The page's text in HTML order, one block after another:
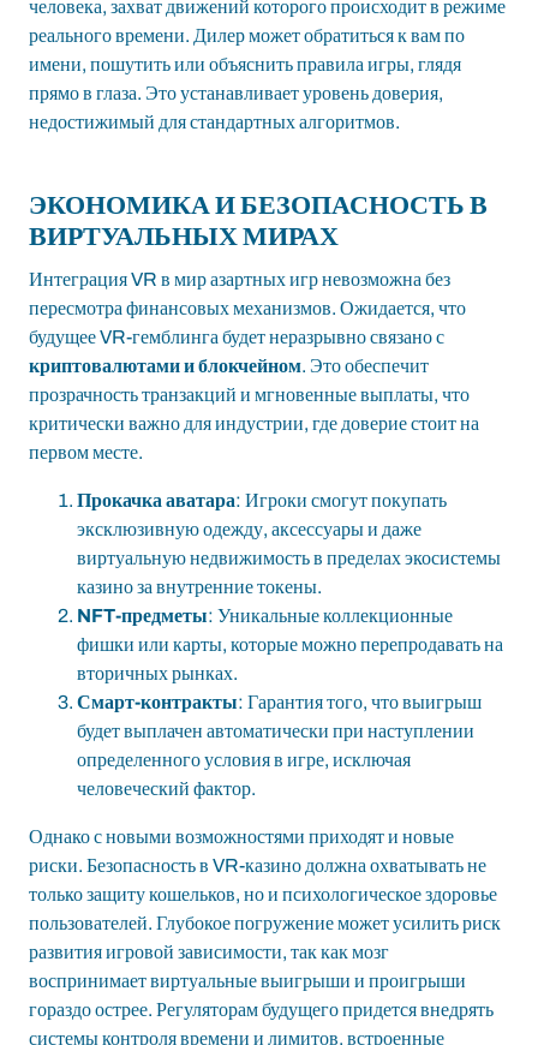
человека, захват движений которого происходит в режиме
реального времени. Дилер может обратиться к вам по
имени, пошутить или объяснить правила игры, глядя
прямо в глаза. Это устанавливает уровень доверия,
недостижимый для стандартных алгоритмов.
ЭКОНОМИКА И БЕЗОПАСНОСТЬ В
ВИРТУАЛЬНЫХ МИРАХ
Интеграция VR в мир азартных игр невозможна без
пересмотра финансовых механизмов. Ожидается, что
будущее VR-гемблинга будет неразрывно связано с
криптовалютами и блокчейном. Это обеспечит
прозрачность транзакций и мгновенные выплаты, что
критически важно для индустрии, где доверие стоит на
первом месте.
Прокачка аватара: Игроки смогут покупать
эксклюзивную одежду, аксессуары и даже
виртуальную недвижимость в пределах экосистемы
казино за внутренние токены.
NFT-предметы: Уникальные коллекционные
фишки или карты, которые можно перепродавать на
вторичных рынках.
Смарт-контракты: Гарантия того, что выигрыш
будет выплачен автоматически при наступлении
определенного условия в игре, исключая
человеческий фактор.
Однако с новыми возможностями приходят и новые
риски. Безопасность в VR-казино должна охватывать не
только защиту кошельков, но и психологическое здоровье
пользователей. Глубокое погружение может усилить риск
развития игровой зависимости, так как мозг
воспринимает виртуальные выигрыши и проигрыши
гораздо острее. Регуляторам будущего придется внедрять
системы контроля времени и лимитов, встроенные